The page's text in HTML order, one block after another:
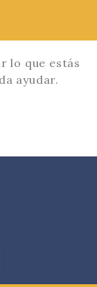
lo que estás
ayudar.